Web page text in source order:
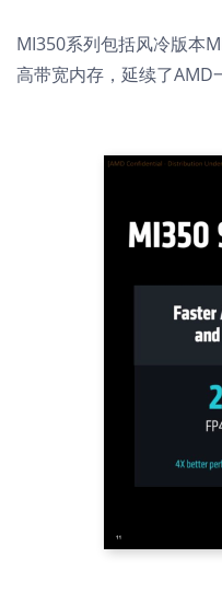
MI350系列包括风冷版本
高带宽内存，延续了AMD